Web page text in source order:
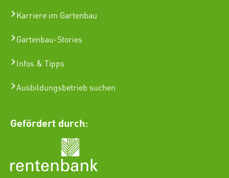
Karriere im Gartenbau
Gartenbau-Stories
Infos & Tipps
Ausbildungsbetrieb suchen
Gefördert durch: